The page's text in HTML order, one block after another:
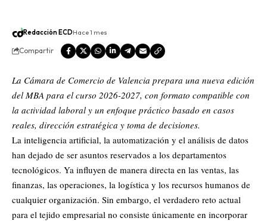
Redacción ECDHace 1 mes
Compartir
La Cámara de Comercio de Valencia prepara una nueva edición
del MBA para el curso 2026-2027, con formato compatible con
la actividad laboral y un enfoque práctico basado en casos
reales, dirección estratégica y toma de decisiones.
La inteligencia artificial, la automatización y el análisis de datos
han dejado de ser asuntos reservados a los departamentos
tecnológicos. Ya influyen de manera directa en las ventas, las
finanzas, las operaciones, la logística y los recursos humanos de
cualquier organización. Sin embargo, el verdadero reto actual
para el tejido empresarial no consiste únicamente en incorporar